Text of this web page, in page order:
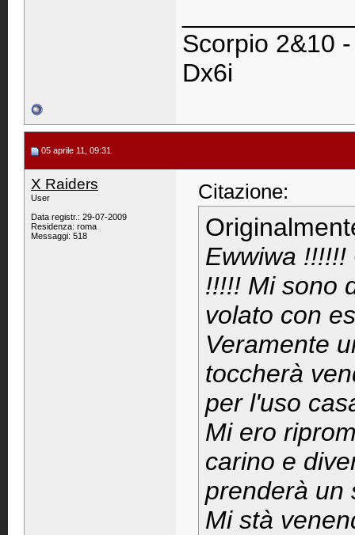
Scorpio 2&10
Dx6i
05 aprile 11, 09:31
X Raiders
User
Data registr.: 29-07-2009
Residenza: roma
Messaggi: 518
Citazione:
Ewwiwa
!!!!! Mi sono
volato con
Veramente
toccherà
per l'uso
Mi ero
carino e
prenderà un
Mi stà